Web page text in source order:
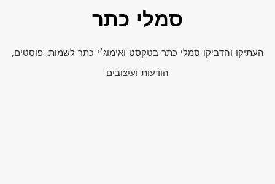
סמלי כתר
העתיקו והדביקו סמלי כתר בטקסט ואימוג׳י כתר לשמות, פוסטים,
הודעות ועיצובים